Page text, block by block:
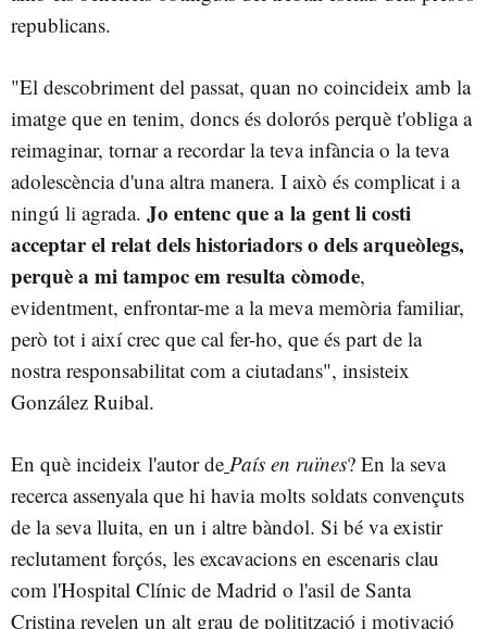
republicans.
"El descobriment del passat, quan no coincideix amb la
imatge que en tenim, doncs és dolorós perquè t'obliga a
reimaginar, tornar a recordar la teva infància o la teva
adolescència d'una altra manera. I això és complicat i a
ningú li agrada. Jo entenc que a la gent li costi
acceptar el relat dels historiadors o dels arqueòlegs,
perquè a mi tampoc em resulta còmode,
evidentment, enfrontar-me a la meva memòria familiar,
però tot i així crec que cal fer-ho, que és part de la
nostra responsabilitat com a ciutadans", insisteix
González Ruibal.
En què incideix l'autor de País en ruïnes? En la seva
recerca assenyala que hi havia molts soldats convençuts
de la seva lluita, en un i altre bàndol. Si bé va existir
reclutament forçós, les excavacions en escenaris clau
com l'Hospital Clínic de Madrid o l'asil de Santa
Cristina revelen un alt grau de politització i motivació